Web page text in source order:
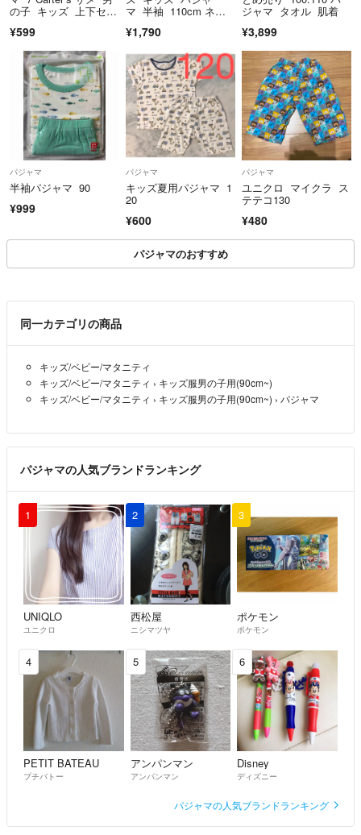
★色々と在庫がありますので値段交渉など
お気軽にコメント頂ければと思います。
大幅なお値下げ交渉はご遠慮くださいませ。
★喫煙者はおりませんがペットを飼っております。
昼間は仕事をしており、家事と育児もしておりますのでお返事や対応に
お時間頂く場合があります。
お急ぎの場合はコメント頂けると助かります。
お時間が掛かっても必ずお返事はしますので
宜しくお願いいたします。
し出のない方のみご購入をお願い致します。
何かありましたら出来る限りの対応をさせて頂きますので遠慮なくお申
し付け下さい。
★他のサイトにも出品していますので
突然削除する場合があります。
ご了承ください。
★素人の梱包で簡易包装になります。
安い発送方法をさせて頂きますので変更する場合がございます。
発送後のトラブルは一切責任を負えません。
予めご了承ください。
の子 キッズ 上下セッ
¥599
マ 半袖 110cm ネイ
¥1,790
ジャマ タオル 肌着
¥3,899
パジャマ
半袖パジャマ 90
¥999
パジャマ
キッズ夏用パジャマ 1
20
¥600
パジャマ
ユニクロ マイクラ ス
テテコ130
¥480
パジャマのおすすめ
同一カテゴリの商品
キッズ/ベビー/マタニティ
キッズ/ベビー/マタニティ › キッズ服男の子用(90cm~)
キッズ/ベビー/マタニティ › キッズ服男の子用(90cm~) › パジャマ
パジャマの人気ブランドランキング
1
UNIQLO
ユニクロ
2
西松屋
ニシマツヤ
3
ポケモン
ポケモン
4
PETIT BATEAU
プチバトー
5
アンパンマン
アンパンマン
6
Disney
ディズニー
パジャマの人気ブランドランキング